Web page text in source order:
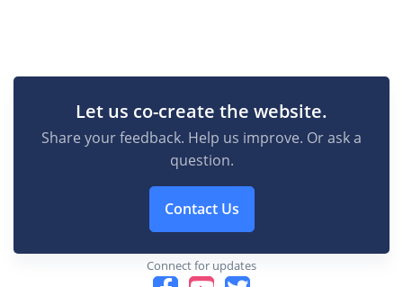
Let us co-create the website.
Share your feedback. Help us improve. Or ask a
question.
Contact Us
Connect for updates